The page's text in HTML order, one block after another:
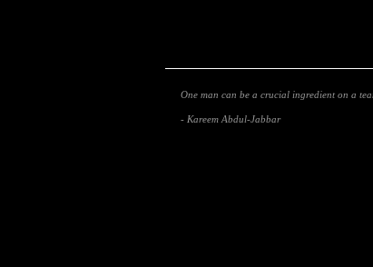
One man can be a crucial ingredient on a
- Kareem Abdul-Jabbar